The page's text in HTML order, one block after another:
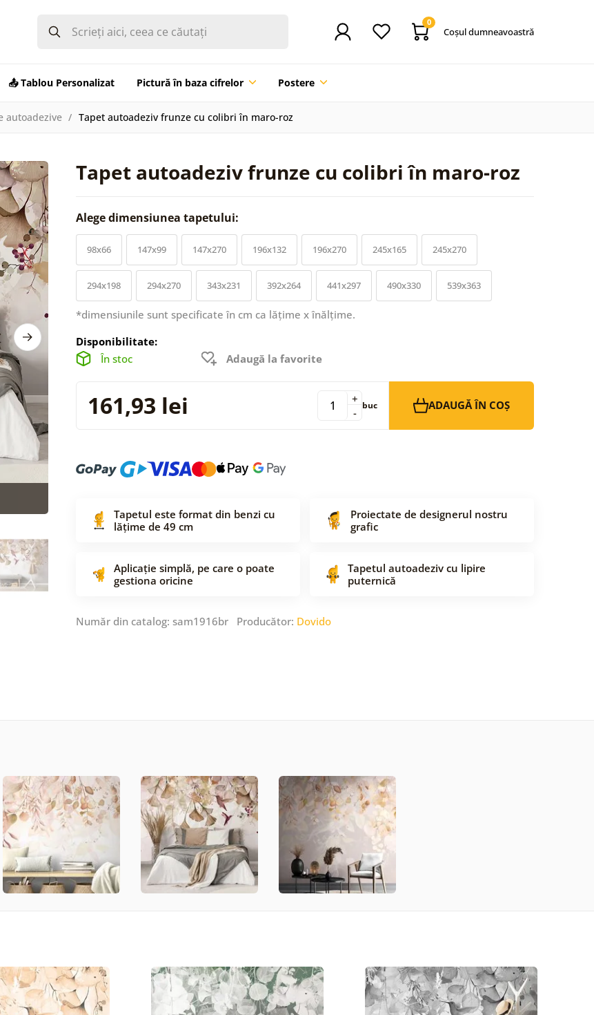
0
Coşul dumneavoastră
📤 Tablou Personalizat Pictură în baza cifrelor Postere
autoadezive Tapet autoadeziv frunze cu colibri în maro-roz
Tapet autoadeziv frunze cu colibri în maro-roz
Alege dimensiunea tapetului:
98x66 147x99 147x270 196x132 196x270 245x165 245x270
294x198 294x270 343x231 392x264 441x297 490x330 539x363
*dimensiunile sunt specificate în cm ca lățime x înălțime.
Disponibilitate:
În stoc
Adaugă la favorite
161,93 lei -
+ buc ADAUGĂ ÎN COȘ
Tapetul este format din benzi cu
lățime de 49 cm
Proiectate de designerul nostru
grafic
Aplicație simplă, pe care o poate
gestiona oricine
Tapetul autoadeziv cu lipire
puternică
Număr din catalog: sam1916br Producător: Dovido